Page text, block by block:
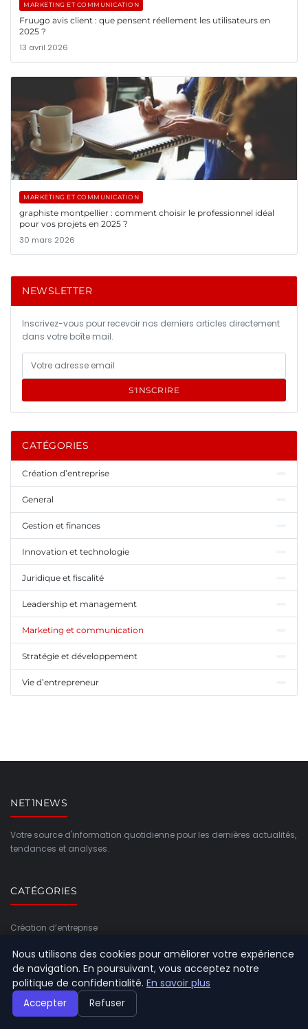
MARKETING ET COMMUNICATION
Fruugo avis client : que pensent réellement les utilisateurs en
2025 ?
13 avril 2026
MARKETING ET COMMUNICATION
graphiste montpellier : comment choisir le professionnel idéal
pour vos projets en 2025 ?
30 mars 2026
NEWSLETTER
Inscrivez-vous pour recevoir nos derniers articles directement
dans votre boîte mail.
S'INSCRIRE
CATÉGORIES
Création d’entreprise
General
Gestion et finances
Innovation et technologie
Juridique et fiscalité
Leadership et management
Marketing et communication
Stratégie et développement
Vie d’entrepreneur
NET1NEWS
Votre source d'information quotidienne pour les dernières actualités,
tendances et analyses.
CATÉGORIES
Création d’entreprise
General
Gestion et finances
Innovation et technologie
Nous utilisons des cookies pour améliorer votre expérience
de navigation. En poursuivant, vous acceptez notre
politique de confidentialité. En savoir plus
Accepter Refuser